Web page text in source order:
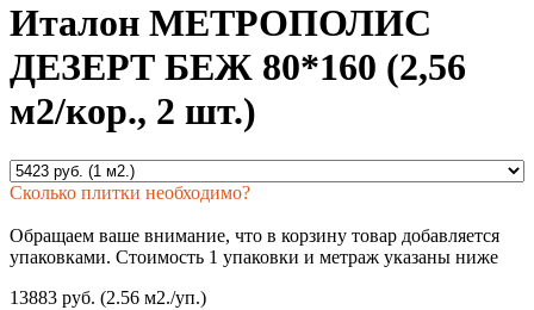
Италон МЕТРОПОЛИС
ДЕЗЕРТ БЕЖ 80*160 (2,56
м2/кор., 2 шт.)
Сколько плитки необходимо?
Обращаем ваше внимание, что в корзину товар добавляется
упаковками. Стоимость 1 упаковки и метраж указаны ниже
13883 руб. (2.56 м2./уп.)